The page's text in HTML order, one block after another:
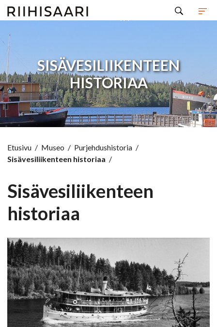
SISÄVESILIIKENTEEN
HISTORIAA
Etusivu / Museo / Purjehdushistoria /
Sisävesiliikenteen historiaa /
Sisävesiliikenteen
historiaa